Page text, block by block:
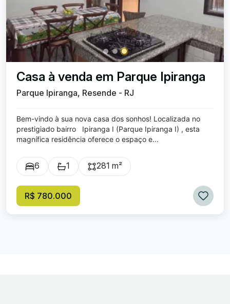
Casa à venda em Parque Ipiranga
Parque Ipiranga, Resende - RJ
Bem-vindo à sua nova casa dos sonhos! Localizada no
prestigiado bairro Ipiranga I (Parque Ipiranga I) , esta
magnífica residência oferece o espaço e...
6 1 281 m²
R$ 780.000